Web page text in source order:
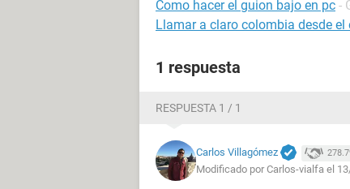
Como hacer el guion bajo en pc -
Llamar a claro colombia desde el
1 respuesta
RESPUESTA 1 / 1
Carlos Villagómez
Modificado por Carlos-vialfa el